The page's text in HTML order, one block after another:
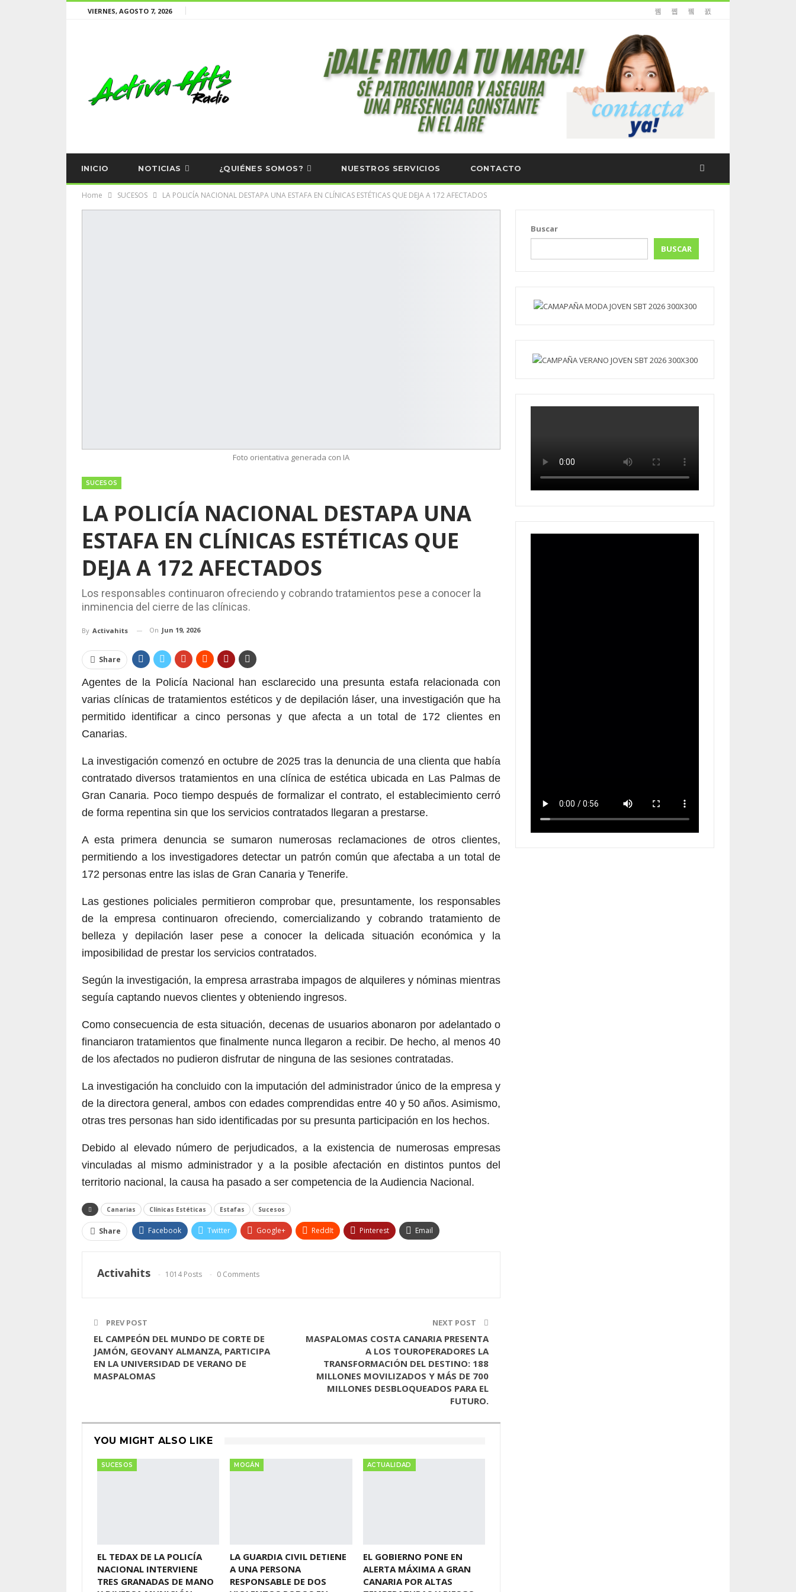
VIERNES, AGOSTO 7, 2026
INICIO NOTICIAS ¿QUIÉNES SOMOS? NUESTROS SERVICIOS CONTACTO
Home SUCESOS LA POLICÍA NACIONAL DESTAPA UNA ESTAFA EN CLÍNICAS ESTÉTICAS QUE DEJA A 172 AFECTADOS
Foto orientativa generada con IA
SUCESOS
LA POLICÍA NACIONAL DESTAPA UNA
ESTAFA EN CLÍNICAS ESTÉTICAS QUE
DEJA A 172 AFECTADOS
Los responsables continuaron ofreciendo y cobrando tratamientos pese a conocer la
inminencia del cierre de las clínicas.
By Activahits On Jun 19, 2026
Share
Agentes de la Policía Nacional han esclarecido una presunta estafa relacionada con
varias clínicas de tratamientos estéticos y de depilación láser, una investigación que ha
permitido identificar a cinco personas y que afecta a un total de 172 clientes en
Canarias.
La investigación comenzó en octubre de 2025 tras la denuncia de una clienta que había
contratado diversos tratamientos en una clínica de estética ubicada en Las Palmas de
Gran Canaria. Poco tiempo después de formalizar el contrato, el establecimiento cerró
de forma repentina sin que los servicios contratados llegaran a prestarse.
A esta primera denuncia se sumaron numerosas reclamaciones de otros clientes,
permitiendo a los investigadores detectar un patrón común que afectaba a un total de
172 personas entre las islas de Gran Canaria y Tenerife.
Las gestiones policiales permitieron comprobar que, presuntamente, los responsables
de la empresa continuaron ofreciendo, comercializando y cobrando tratamiento de
belleza y depilación laser pese a conocer la delicada situación económica y la
imposibilidad de prestar los servicios contratados.
Según la investigación, la empresa arrastraba impagos de alquileres y nóminas mientras
seguía captando nuevos clientes y obteniendo ingresos.
Como consecuencia de esta situación, decenas de usuarios abonaron por adelantado o
financiaron tratamientos que finalmente nunca llegaron a recibir. De hecho, al menos 40
de los afectados no pudieron disfrutar de ninguna de las sesiones contratadas.
La investigación ha concluido con la imputación del administrador único de la empresa y
de la directora general, ambos con edades comprendidas entre 40 y 50 años. Asimismo,
otras tres personas han sido identificadas por su presunta participación en los hechos.
Debido al elevado número de perjudicados, a la existencia de numerosas empresas
vinculadas al mismo administrador y a la posible afectación en distintos puntos del
territorio nacional, la causa ha pasado a ser competencia de la Audiencia Nacional.
Canarias Clínicas Estéticas Estafas Sucesos
Share Facebook Twitter Google+ ReddIt Pinterest Email
Activahits 1014 Posts 0 Comments
PREV POST
EL CAMPEÓN DEL MUNDO DE CORTE DE
JAMÓN, GEOVANY ALMANZA, PARTICIPA
EN LA UNIVERSIDAD DE VERANO DE
MASPALOMAS
NEXT POST
MASPALOMAS COSTA CANARIA PRESENTA
A LOS TOUROPERADORES LA
TRANSFORMACIÓN DEL DESTINO: 188
MILLONES MOVILIZADOS Y MÁS DE 700
MILLONES DESBLOQUEADOS PARA EL
FUTURO.
YOU MIGHT ALSO LIKE
SUCESOS
EL TEDAX DE LA POLICÍA
NACIONAL INTERVIENE
TRES GRANADAS DE MANO
MOGÁN
LA GUARDIA CIVIL DETIENE
A UNA PERSONA
RESPONSABLE DE DOS
ACTUALIDAD
EL GOBIERNO PONE EN
ALERTA MÁXIMA A GRAN
CANARIA POR ALTAS
Buscar
BUSCAR